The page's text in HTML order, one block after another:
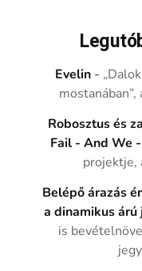
Evelin -
Robosztus és
Fail - And We
projektje,
Belépő árazás
a dinamikus
is